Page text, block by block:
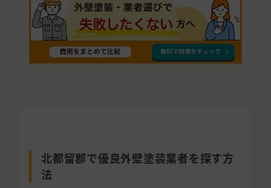
北都留郡で優良外壁塗装業者を探す方
法